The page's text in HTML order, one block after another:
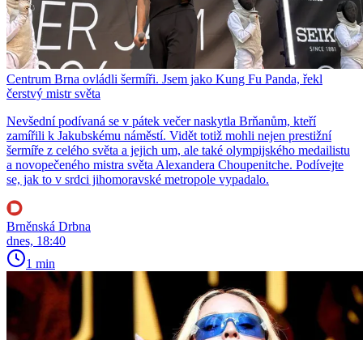
Centrum Brna ovládli šermíři. Jsem jako Kung Fu Panda, řekl
čerstvý mistr světa
Nevšední podívaná se v pátek večer naskytla Brňanům, kteří
zamířili k Jakubskému náměstí. Vidět totiž mohli nejen prestižní
šermíře z celého světa a jejich um, ale také olympijského medailistu
a novopečeného mistra světa Alexandera Choupenitche. Podívejte
se, jak to v srdci jihomoravské metropole vypadalo.
Brněnská Drbna
dnes, 18:40
1 min